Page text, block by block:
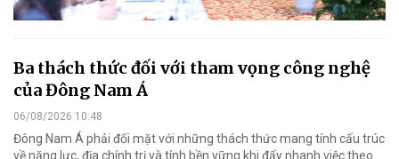
Ba thách thức đối với tham vọng công nghệ
của Đông Nam Á
06/08/2026 10:48
Đông Nam Á phải đối mặt với những thách thức mang tính cấu trúc
về năng lực, địa chính trị và tính bền vững khi đẩy nhanh việc theo